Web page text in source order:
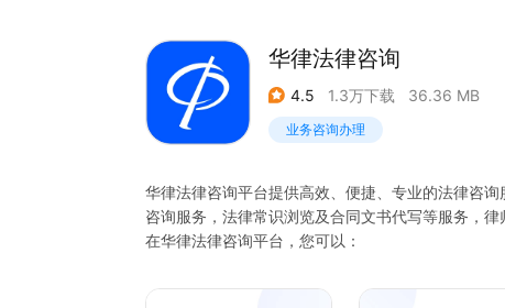
师、潍坊律师
华律法律咨询
4.5 1.3万下载 36.36 MB
业务咨询办理
华律法律咨询平台提供高效、便捷、专业的法律咨
咨询服务，法律常识浏览及合同文书代写等服务，律
在华律法律咨询平台，您可以：
2、律师咨询服务：律师在线咨询、找律师、律师